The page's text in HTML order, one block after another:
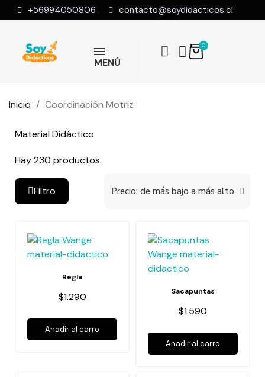
+56994050806 contacto@soydidacticos.cl
MENÚ
Inicio Coordinación Motriz
Material Didáctico
Hay 230 productos.
Filtro
Regla
$1.290
Añadir al carro
Sacapuntas
$1.590
Añadir al carro